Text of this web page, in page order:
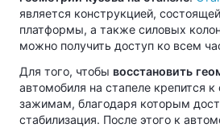
является конструкцией,
платформы, а также силовых
можно получить доступ ко всем
Для того, чтобы восстановить
автомобиля на стапеле крепится
зажимам, благодаря которым
стабилизация. После этого к